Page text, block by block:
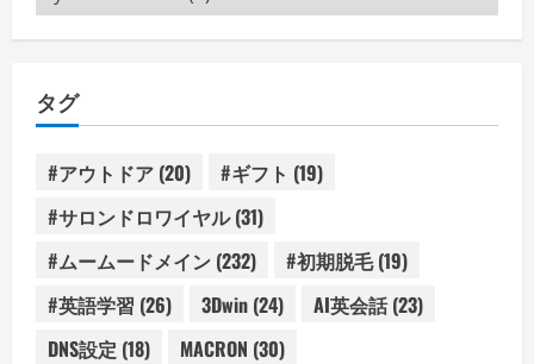
テ
ー
タグ
#アウトドア (20) #ギフト (19)
#サロンドロワイヤル(31)
#ムームードメイン (232) #初期脱毛(19)
#英語学習 (26) 3Dwin (24) AI英会話(23)
DNS設定 (18) MACRON (30)